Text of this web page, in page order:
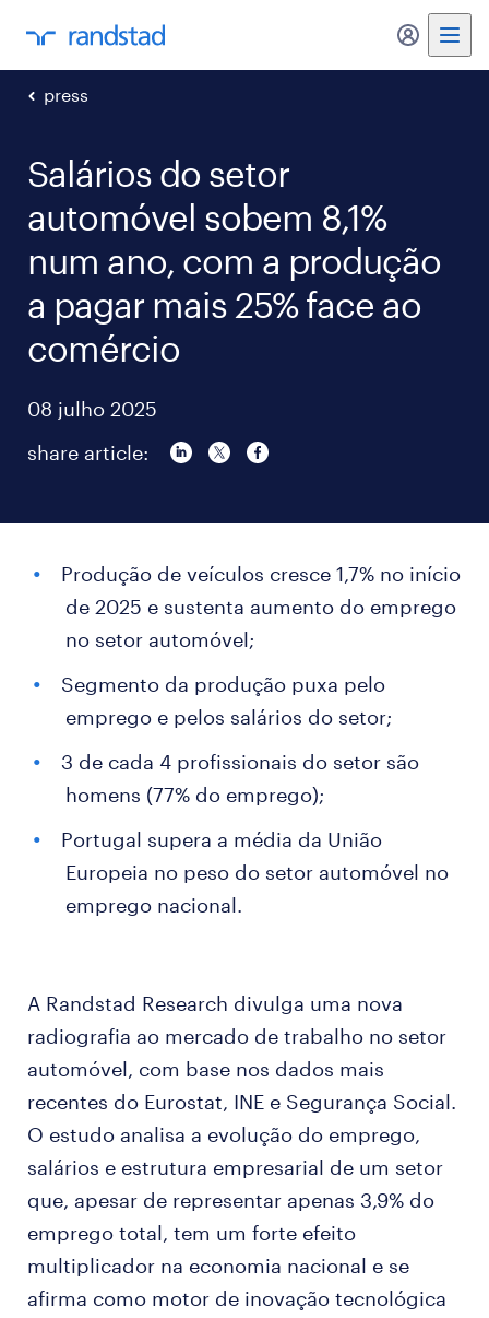
my
press
Salários do setor
automóvel sobem 8,1%
num ano, com a produção
a pagar mais 25% face ao
comércio
08 julho 2025
share article:
Produção de veículos cresce 1,7% no início
de 2025 e sustenta aumento do emprego
no setor automóvel;
Segmento da produção puxa pelo
emprego e pelos salários do setor;
3 de cada 4 profissionais do setor são
homens (77% do emprego);
Portugal supera a média da União
Europeia no peso do setor automóvel no
emprego nacional.
A Randstad Research divulga uma nova
radiografia ao mercado de trabalho no setor
automóvel, com base nos dados mais
recentes do Eurostat, INE e Segurança Social.
O estudo analisa a evolução do emprego,
salários e estrutura empresarial de um setor
que, apesar de representar apenas 3,9% do
emprego total, tem um forte efeito
multiplicador na economia nacional e se
afirma como motor de inovação tecnológica